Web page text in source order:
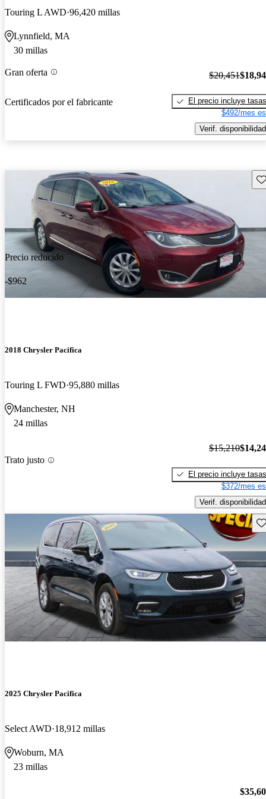
Touring L AWD 96,420 millas
Lynnfield, MA
30 millas
Gran oferta
Certificados por el fabricante
$20,451
El precio incluye tasas
$492/mes
Verif. disponibilidad
Precio reducido
-$962
2018 Chrysler Pacifica
Touring L FWD 95,880 millas
Manchester, NH
24 millas
Trato justo
$15,210
El precio incluye tasas
$372/mes
Verif. disponibilidad
2025 Chrysler Pacifica
Select AWD 18,912 millas
Woburn, MA
23 millas